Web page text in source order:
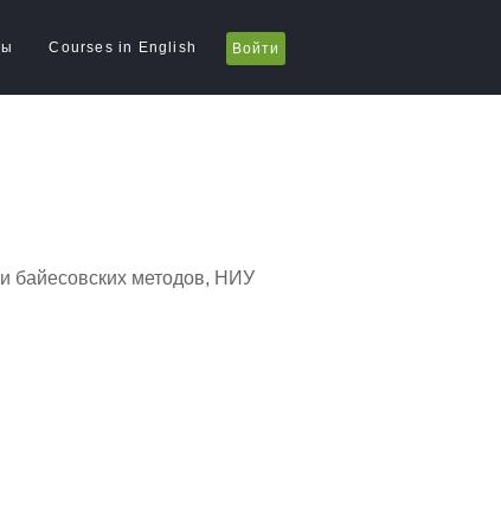
Courses in English Войти
байесовских методов, НИУ